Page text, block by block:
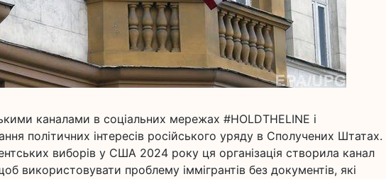
каналами в соціальних мережах #HOLDTHELINE і
політичних інтересів російського уряду в Сполучених Штатах.
виборів у США 2024 року ця організація створила канал
використовувати проблему іммігрантів без документів, які